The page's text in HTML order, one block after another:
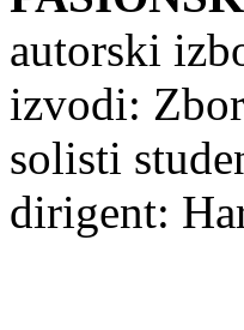
autorski
izvodi:
solisti
dirigent: